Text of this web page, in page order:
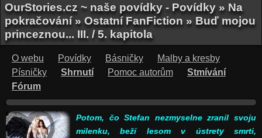
OurStories.cz ~ naše povídky - Povídky » Na
pokračování » Ostatní FanFiction » Buď mojou
princeznou... III. / 5. kapitola
O webu Povídky Básničky
Malby a kresby
Písničky
Shrnutí Pomoc autorům
Stmívání
Fórum
Potom, čo Stefan nezmyselne zranil svoju
milenku, beží lesom v ústrety smrti,